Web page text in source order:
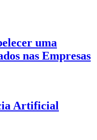
uma
nas Empresas
Artificial